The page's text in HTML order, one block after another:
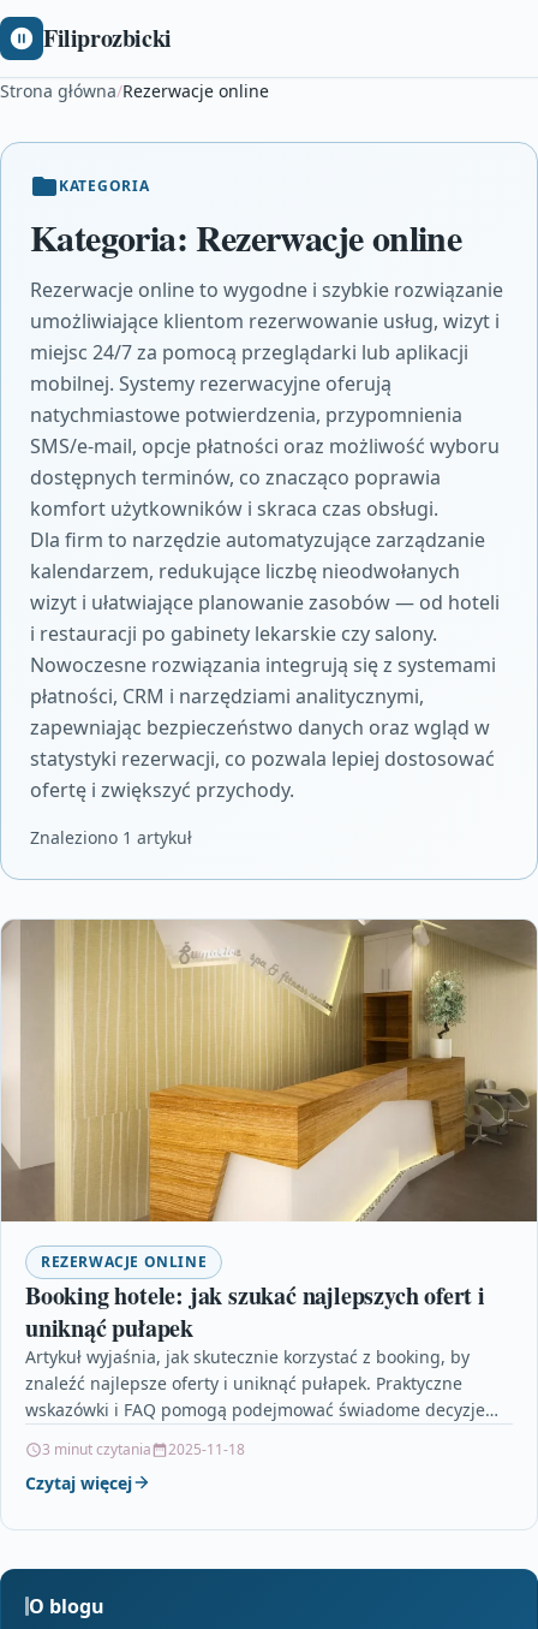
Filiprozbicki
Strona główna/Rezerwacje online
KATEGORIA
Kategoria:Rezerwacje online
Rezerwacje online to wygodne i szybkie rozwiązanie
umożliwiające klientom rezerwowanie usług, wizyt i
miejsc 24/7 za pomocą przeglądarki lub aplikacji
mobilnej. Systemy rezerwacyjne oferują
natychmiastowe potwierdzenia, przypomnienia
SMS/e‑mail, opcje płatności oraz możliwość wyboru
dostępnych terminów, co znacząco poprawia
komfort użytkowników i skraca czas obsługi.
Dla firm to narzędzie automatyzujące zarządzanie
kalendarzem, redukujące liczbę nieodwołanych
wizyt i ułatwiające planowanie zasobów — od hoteli
i restauracji po gabinety lekarskie czy salony.
Nowoczesne rozwiązania integrują się z systemami
płatności, CRM i narzędziami analitycznymi,
zapewniając bezpieczeństwo danych oraz wgląd w
statystyki rezerwacji, co pozwala lepiej dostosować
ofertę i zwiększyć przychody.
Znaleziono 1 artykuł
REZERWACJE ONLINE
Booking hotele: jak szukać najlepszych ofert i
uniknąć pułapek
Artykuł wyjaśnia, jak skutecznie korzystać z booking, by
znaleźć najlepsze oferty i uniknąć pułapek. Praktyczne
wskazówki i FAQ pomogą podejmować świadome decyzje
3 minut czytania 2025-11-18
Czytaj więcej
O blogu